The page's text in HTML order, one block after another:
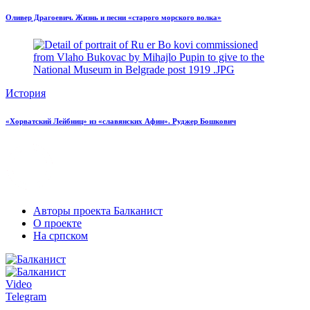
Оливер Драгоевич. Жизнь и песни «старого морского волка»
История
«Хорватский Лейбниц» из «славянских Афин». Руджер Бошкович
Авторы проекта Балканист
О проекте
На српском
Video
Telegram